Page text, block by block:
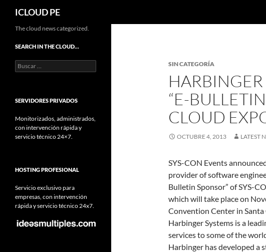
Saltar
contenido
ICLOUD PE
SIN CATEGORÍA
“E-
CLOUD
OCTUBRE 4, 2013 LATEST
SYS-CON Events
provider of software
Bulletin Sponsor” of SYS-
which will take place on
Convention Center in Santa
Harbinger Systems is a
services to some of the
Harbinger has developed a
The cloud news categorized.
SEARCH IN THE CLOUD…
Buscar:
SERVIDORES PRIVADOS
Monitorizados, administrados,
con intervención rápida y
servicio técnico 24×7.
HOSTING PROFESIONAL
Servicio exclusivo para
empresas, con intervención
rápida y servicio técnico 24x7.